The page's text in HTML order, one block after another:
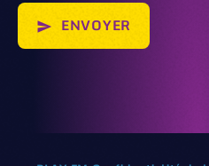
send ENVOYER